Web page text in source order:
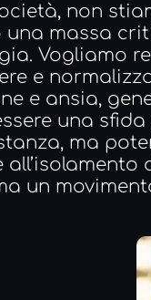
non
massa
Vogliamo
e
e ansia,
una
ma
un